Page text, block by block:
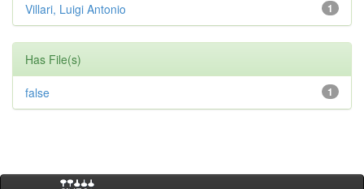
1
Villari, Luigi Antonio
Has File(s)
1
false